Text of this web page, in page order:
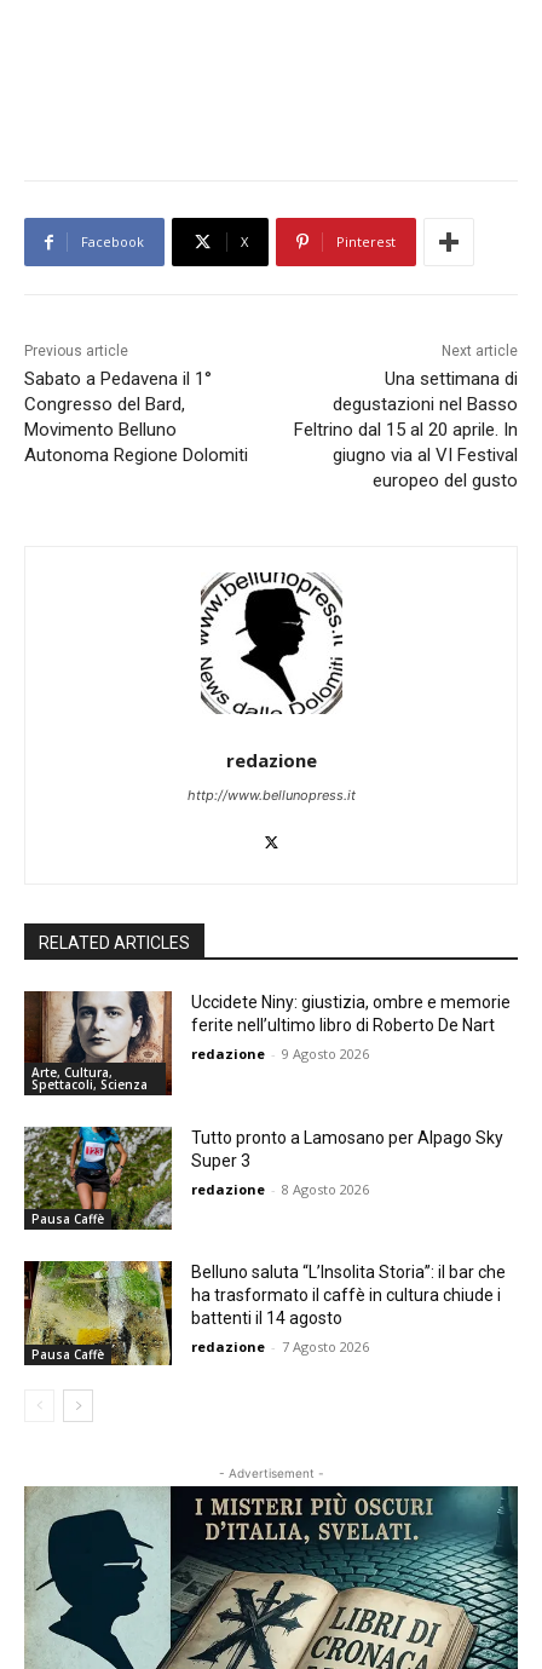
Facebook X Pinterest
Previous article
Sabato a Pedavena il 1°
Congresso del Bard,
Movimento Belluno
Autonoma Regione Dolomiti
Next article
Una settimana di
degustazioni nel Basso
Feltrino dal 15 al 20 aprile. In
giugno via al VI Festival
europeo del gusto
redazione
http://www.bellunopress.it
RELATED ARTICLES
Arte, Cultura,
Spettacoli, Scienza
Uccidete Niny: giustizia, ombre e memorie
ferite nell’ultimo libro di Roberto De Nart
redazione - 9 Agosto 2026
Pausa Caffè
Tutto pronto a Lamosano per Alpago Sky
Super 3
redazione - 8 Agosto 2026
Pausa Caffè
Belluno saluta “L’Insolita Storia”: il bar che
ha trasformato il caffè in cultura chiude i
battenti il 14 agosto
redazione - 7 Agosto 2026
- Advertisement -